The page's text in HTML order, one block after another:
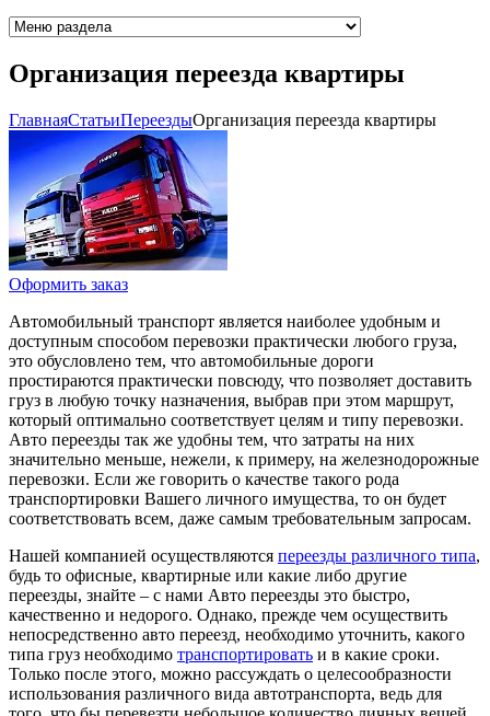
Организация переезда квартиры
ГлавнаяCтатьиПереездыОрганизация переезда квартиры
Оформить заказ
Автомобильный транспорт является наиболее удобным и
доступным способом перевозки практически любого груза,
это обусловлено тем, что автомобильные дороги
простираются практически повсюду, что позволяет доставить
груз в любую точку назначения, выбрав при этом маршрут,
который оптимально соответствует целям и типу перевозки.
Авто переезды так же удобны тем, что затраты на них
значительно меньше, нежели, к примеру, на железнодорожные
перевозки. Если же говорить о качестве такого рода
транспортировки Вашего личного имущества, то он будет
соответствовать всем, даже самым требовательным запросам.
Нашей компанией осуществляются переезды различного типа,
будь то офисные, квартирные или какие либо другие
переезды, знайте – с нами Авто переезды это быстро,
качественно и недорого. Однако, прежде чем осуществить
непосредственно авто переезд, необходимо уточнить, какого
типа груз необходимо транспортировать и в какие сроки.
Только после этого, можно рассуждать о целесообразности
использования различного вида автотранспорта, ведь для